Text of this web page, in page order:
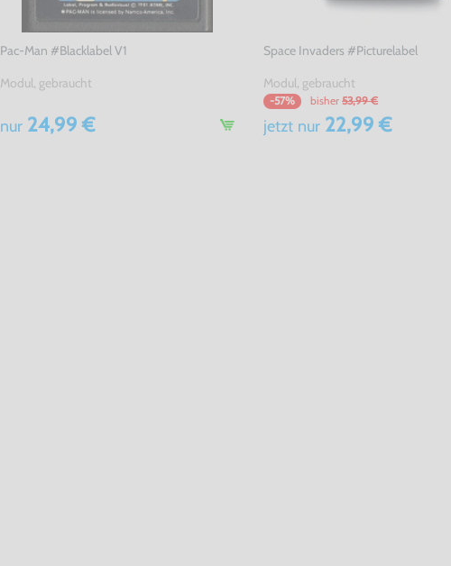
Pac-Man #Blacklabel V1
Modul, gebraucht
nur24,99 €
Space Invaders #Picturelabel
Modul, gebraucht
-57% bisher 53,99 €
jetzt nur 22,99 €